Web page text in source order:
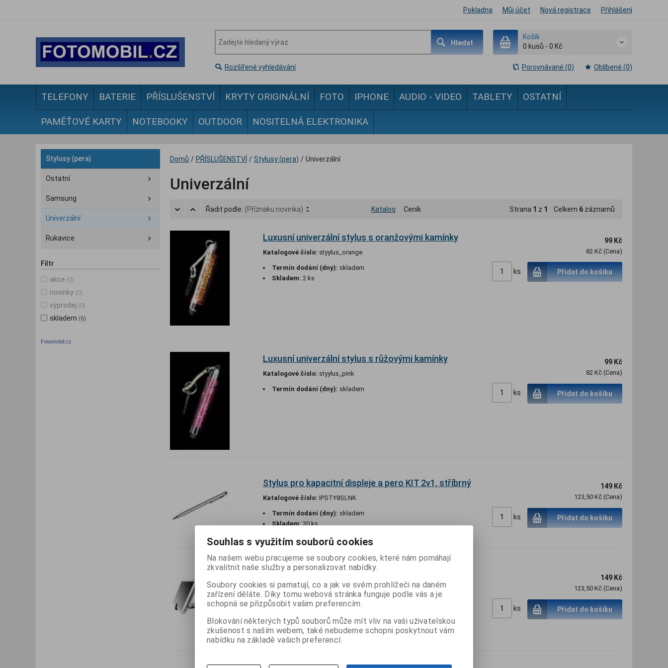
Pokladna Můj účet Nová registrace Přihlášení
Hledat
Košík
0 kusů - 0 Kč
Rozšířené vyhledávání Porovnávané (0) Oblíbené (0)
TELEFONY BATERIE PŘÍSLUŠENSTVÍ KRYTY ORIGINÁLNÍ FOTO IPHONE AUDIO - VIDEO TABLETY OSTATNÍ
PAMĚŤOVÉ KARTY NOTEBOOKY OUTDOOR NOSITELNÁ ELEKTRONIKA
Stylusy (pera)
Ostatní
Samsung
Univerzální
Rukavice
Filtr
akce (0)
novinky (0)
výprodej (0)
skladem (6)
Fotomobil.cz
Domů / PŘÍSLUŠENSTVÍ / Stylusy (pera) / Univerzální
Univerzální
Řadit podle: (Příznaku novinka) Katalog Ceník Strana 1 z 1 Celkem 6 záznamů
Luxusní univerzální stylus s oranžovými kamínky
Katalogové číslo: styylus_orange
Termín dodání (dny): skladem
Skladem: 2 ks
99 Kč
82 Kč (Cena)
ks Přidat do košíku
Luxusní univerzální stylus s růžovými kamínky
Katalogové číslo: styylus_pink
Termín dodání (dny): skladem
99 Kč
82 Kč (Cena)
ks Přidat do košíku
Stylus pro kapacitní displeje a pero KIT 2v1, stříbrný
Katalogové číslo: IPSTY8SLNK
Termín dodání (dny): skladem
Skladem:30 ks
149 Kč
123,50 Kč (Cena)
ks Přidat do košíku
Psací pero stojánek 3v1 se stylusem pro dotykové
displeje FIXED Pen, stříbrné
Katalogové číslo: FIXS-PEN-SL
Termín dodání (dny):
skladem
Skladem: 2 ks
3 fuknce v 1
149 Kč
123,50 Kč (Cena)
ks Přidat do košíku
Souhlas s využitím souborů cookies
Na našem webu pracujeme se soubory cookies, které nám pomáhají
zkvalitnit naše služby a personalizovat nabídky.
Soubory cookies si pamatují, co a jak ve svém prohlížeči na daném
zařízení děláte. Díky tomu webová stránka funguje podle vás a je
schopná se přizpůsobit vašim preferencím.
Blokování některých typů souborů může mít vliv na vaši uživatelskou
zkušenost s naším webem, také nebudeme schopni poskytnout vám
nabídku na základě vašich preferencí.